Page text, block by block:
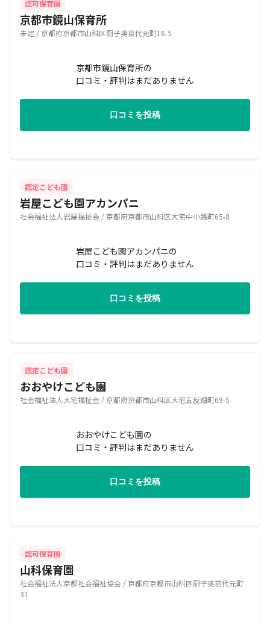
認可保育園
京都市鏡山保育所
未定 / 京都府京都市山科区厨子奥苗代元町16-5
京都市鏡山保育所の
口コミ・評判はまだありません
口コミを投稿
認定こども園
岩屋こども園アカンパニ
社会福祉法人岩屋福祉会 / 京都府京都市山科区大宅中小路町65-8
岩屋こども園アカンパニの
口コミ・評判はまだありません
口コミを投稿
認定こども園
おおやけこども園
社会福祉法人大宅福祉会 / 京都府京都市山科区大宅五反畑町69-5
おおやけこども園の
口コミ・評判はまだありません
口コミを投稿
認可保育園
山科保育園
社会福祉法人京都社会福祉協会 / 京都府京都市山科区厨子奥苗代元町
31